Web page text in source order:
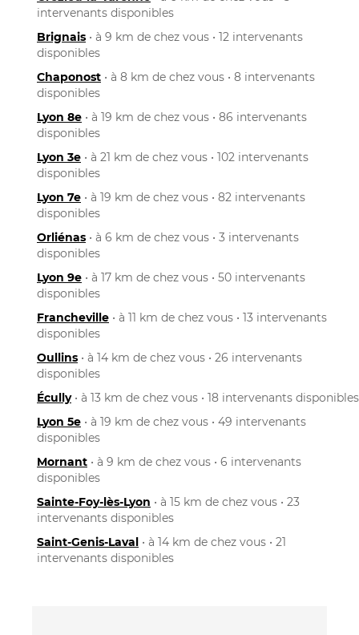
intervenants disponibles
Brignais • à 9 km de chez vous • 12 intervenants
disponibles
Chaponost • à 8 km de chez vous • 8 intervenants
disponibles
Lyon 8e • à 19 km de chez vous • 86 intervenants
disponibles
Lyon 3e • à 21 km de chez vous • 102 intervenants
disponibles
Lyon 7e • à 19 km de chez vous • 82 intervenants
disponibles
Orliénas • à 6 km de chez vous • 3 intervenants
disponibles
Lyon 9e • à 17 km de chez vous • 50 intervenants
disponibles
Francheville • à 11 km de chez vous • 13 intervenants
disponibles
Oullins • à 14 km de chez vous • 26 intervenants
disponibles
Écully• à 13 km de chez vous • 18 intervenants disponibles
Lyon 5e • à 19 km de chez vous • 49 intervenants
disponibles
Mornant • à 9 km de chez vous • 6 intervenants
disponibles
Sainte-Foy-lès-Lyon • à 15 km de chez vous • 23
intervenants disponibles
Saint-Genis-Laval • à 14 km de chez vous • 21
intervenants disponibles